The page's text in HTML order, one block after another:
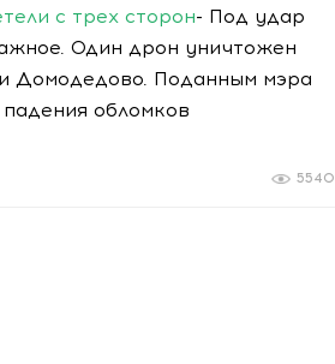
с трех сторон- Под удар
Один дрон уничтожен
Домодедово. Поданным мэра
обломков
5540